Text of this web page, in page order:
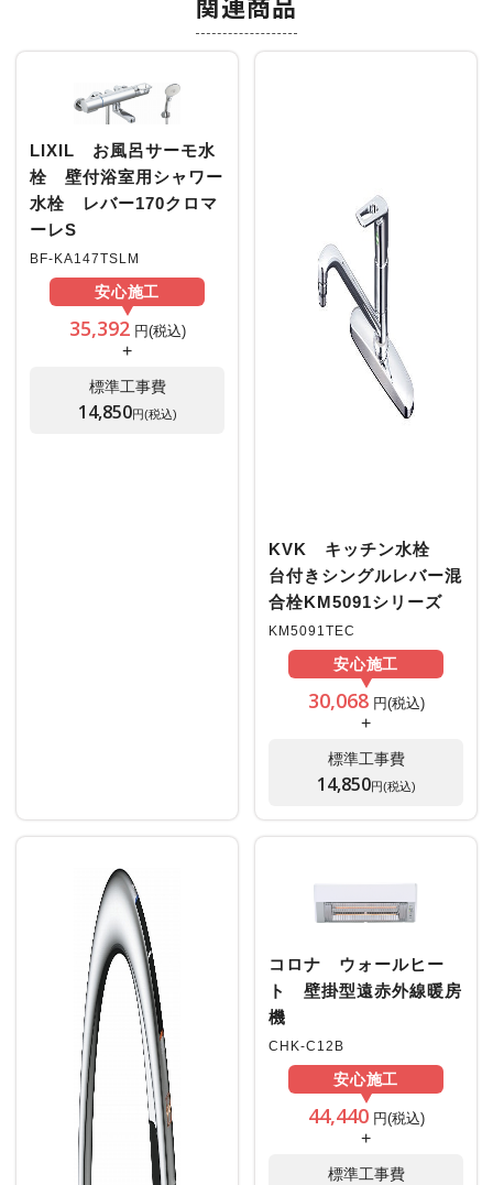
LIXIL お風呂サーモ水
栓 壁付浴室用シャワー
水栓 レバー170クロマ
ーレS
BF-KA147TSLM
安心施工
35,392円(税込)
+
標準工事費
14,850円(税込)
KVK キッチン水栓
台付きシングルレバー混
合栓KM5091シリーズ
KM5091TEC
安心施工
30,068円(税込)
+
標準工事費
14,850円(税込)
コロナ ウォールヒー
ト 壁掛型遠赤外線暖房
機
CHK-C12B
安心施工
44,440円(税込)
+
標準工事費